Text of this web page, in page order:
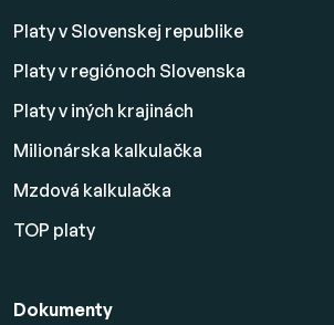
Platy v Slovenskej republike
Platy v regiónoch Slovenska
Platy v iných krajinách
Milionárska kalkulačka
Mzdová kalkulačka
TOP platy
Dokumenty